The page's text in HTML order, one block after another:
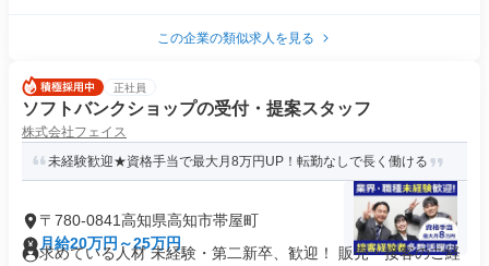
この企業の類似求人を見る
正社員
ソフトバンクショップの受付・提案スタッフ
株式会社フェイス
未経験歓迎★資格手当で最大月8万円UP！転勤なしで長く働ける
〒780-0841高知県高知市帯屋町
月給20万円～25万円
求めている人材 未経験・第二新卒、歓迎！ 販売・接客のご経